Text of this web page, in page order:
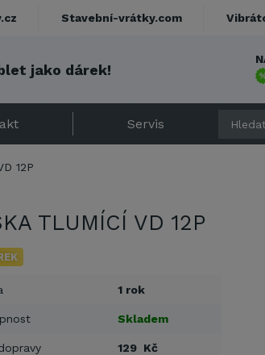
jako dárek!
Servis
12P
TLUMÍCÍ VD 12P
1 rok
Skladem
129 Kč
Stavební-vrátky.com